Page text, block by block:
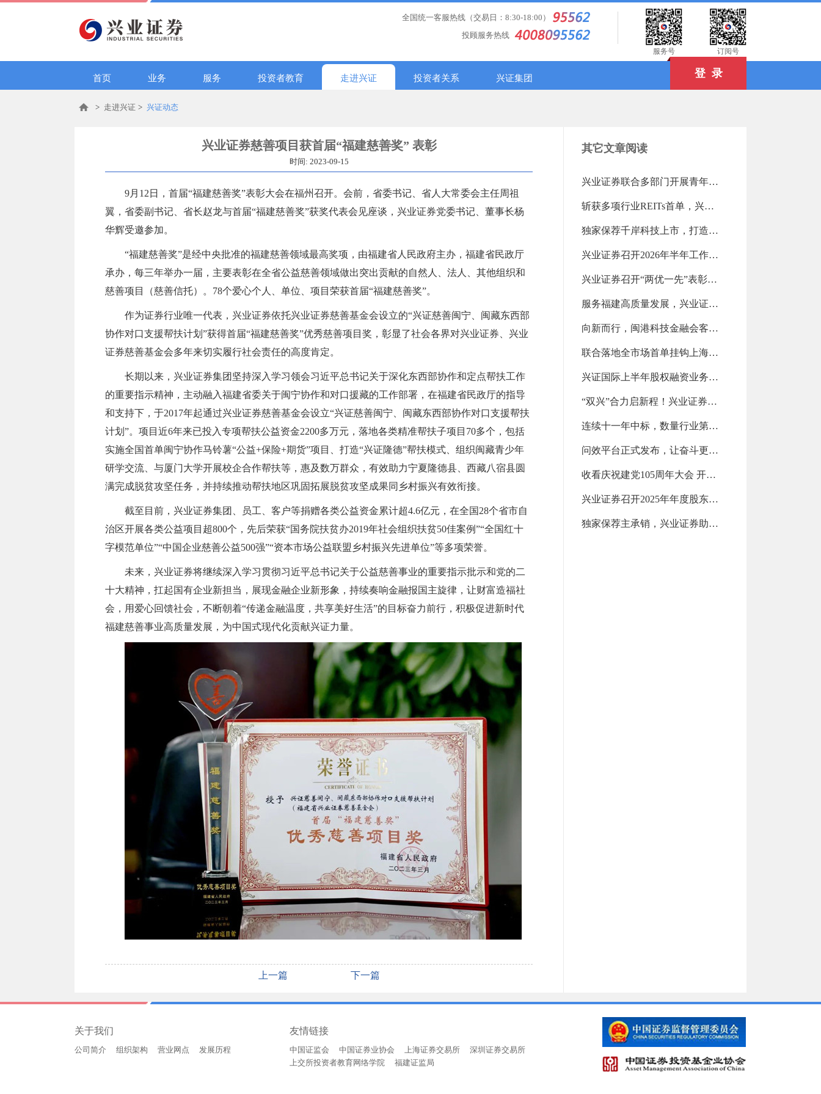
全国统一客服热线（交易日：8:30-18:00）
投顾服务热线
服务号 订阅号
首页 业务 服务 投资者教育 走进兴证 投资者关系 兴证集团 登 录
> 走进兴证 > 兴证动态
兴业证券慈善项目获首届“福建慈善奖” 表彰
时间: 2023-09-15
9月12日，首届“福建慈善奖”表彰大会在福州召开。会前，省委书记、省人大常委会主任周祖
翼，省委副书记、省长赵龙与首届“福建慈善奖”获奖代表会见座谈，兴业证券党委书记、董事长杨
华辉受邀参加。
“福建慈善奖”是经中央批准的福建慈善领域最高奖项，由福建省人民政府主办，福建省民政厅
承办，每三年举办一届，主要表彰在全省公益慈善领域做出突出贡献的自然人、法人、其他组织和
慈善项目（慈善信托）。78个爱心个人、单位、项目荣获首届“福建慈善奖”。
作为证券行业唯一代表，兴业证券依托兴业证券慈善基金会设立的“兴证慈善闽宁、闽藏东西部
协作对口支援帮扶计划”获得首届“福建慈善奖”优秀慈善项目奖，彰显了社会各界对兴业证券、兴业
证券慈善基金会多年来切实履行社会责任的高度肯定。
长期以来，兴业证券集团坚持深入学习领会习近平总书记关于深化东西部协作和定点帮扶工作
的重要指示精神，主动融入福建省委关于闽宁协作和对口援藏的工作部署，在福建省民政厅的指导
和支持下，于2017年起通过兴业证券慈善基金会设立“兴证慈善闽宁、闽藏东西部协作对口支援帮扶
计划”。项目近6年来已投入专项帮扶公益资金2200多万元，落地各类精准帮扶子项目70多个，包括
实施全国首单闽宁协作马铃薯“公益+保险+期货”项目、打造“兴证隆德”帮扶模式、组织闽藏青少年
研学交流、与厦门大学开展校企合作帮扶等，惠及数万群众，有效助力宁夏隆德县、西藏八宿县圆
满完成脱贫攻坚任务，并持续推动帮扶地区巩固拓展脱贫攻坚成果同乡村振兴有效衔接。
截至目前，兴业证券集团、员工、客户等捐赠各类公益资金累计超4.6亿元，在全国28个省市自
治区开展各类公益项目超800个，先后荣获“国务院扶贫办2019年社会组织扶贫50佳案例”“全国红十
字模范单位”“中国企业慈善公益500强”“资本市场公益联盟乡村振兴先进单位”等多项荣誉。
未来，兴业证券将继续深入学习贯彻习近平总书记关于公益慈善事业的重要指示批示和党的二
十大精神，扛起国有企业新担当，展现金融企业新形象，持续奏响金融报国主旋律，让财富造福社
会，用爱心回馈社会，不断朝着“传递金融温度，共享美好生活”的目标奋力前行，积极促进新时代
福建慈善事业高质量发展，为中国式现代化贡献兴证力量。
上一篇 下一篇
其它文章阅读
兴业证券联合多部门开展青年读书活动（2026-08-03 18:25:16.0)
斩获多项行业REITs首单，兴业证券高效盘活存量资产（2026-08-03 18:24:04.0)
独家保荐千岸科技上市，打造北交所跨境电商第一股（2026-08-03 18:23:21.0)
兴业证券召开2026年半年工作会议（2026-07-28 13:15:12.0)
兴业证券召开“两优一先”表彰大会（2026-07-28 13:14:20.0)
服务福建高质量发展，兴业证券斩获第一名（2026-07-28 13:13:50.0)
向新而行，闽港科技金融会客厅亮相政银企对接交流会（2026-07-21 14:10:59.0)
联合落地全市场首单挂钩上海清算所美债新发债券指数的场外衍生品交易（2026-07-21 14:10:14.0)
兴证国际上半年股权融资业务位列中资券商前五！（2026-07-21 14:09:33.0)
“双兴”合力启新程！兴业证券与兴业银行推动全方位融合发展（2026-07-15 11:10:57.0)
连续十一年中标，数量行业第二（2026-07-15 11:10:08.0)
问效平台正式发布，让奋斗更有力量（2026-07-15 11:09:18.0)
收看庆祝建党105周年大会 开展学习教育专题党课（2026-07-07 09:24:42.0)
兴业证券召开2025年年度股东会（2026-07-07 09:23:47.0)
独家保荐主承销，兴业证券助力益坤电气登陆北交所（2026-07-07 09:22:29.0)
关于我们
公司简介 组织架构 营业网点 发展历程
友情链接
中国证监会 中国证券业协会 上海证券交易所
深圳证券交易所
上交所投资者教育网络学院
福建证监局